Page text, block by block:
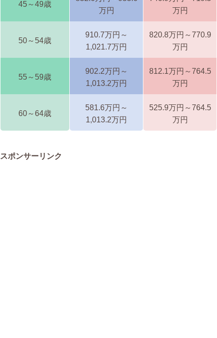
45～49歳
万円
万円
50～54歳
910.7万円～
1,021.7万円
820.8万円～770.9
万円
55～59歳
902.2万円～
1,013.2万円
812.1万円～764.5
万円
60～64歳
581.6万円～
1,013.2万円
525.9万円～764.5
万円
スポンサーリンク